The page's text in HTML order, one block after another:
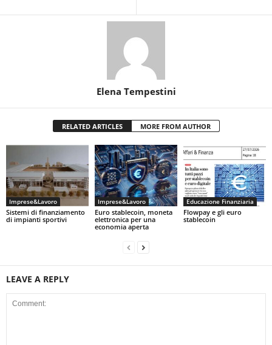
Elena Tempestini
RELATED ARTICLES MORE FROM AUTHOR
Imprese&Lavoro
Sistemi di finanziamento
di impianti sportivi
Imprese&Lavoro
Euro stablecoin, moneta
elettronica per una
economia aperta
Educazione Finanziaria
Flowpay e gli euro
stablecoin
LEAVE A REPLY